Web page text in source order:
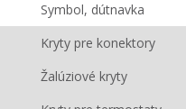
Symbol, dútnavka
Kryty pre konektory
Žalúziové kryty